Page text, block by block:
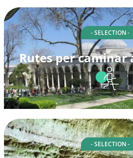
- SELECTION -
Rutes per caminar
- SELECTION -